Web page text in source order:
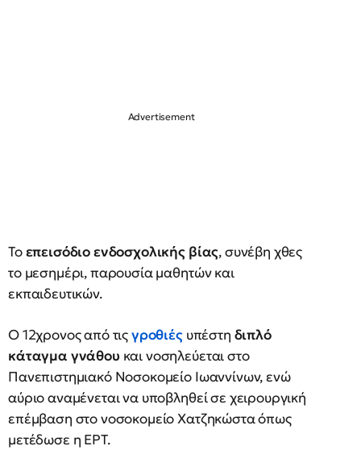
Τοεπεισόδιο ενδοσχολικής βίας, συνέβη χθες
το μεσημέρι, παρουσία μαθητών και
εκπαιδευτικών.
Ο 12χρονος από τιςγροθιέςυπέστη διπλό
κάταγμα γνάθου και νοσηλεύεται στο
Πανεπιστημιακό Νοσοκομείο Ιωαννίνων, ενώ
αύριο αναμένεται να υποβληθεί σε χειρουργική
επέμβαση στο νοσοκομείο Χατζηκώστα όπως
μετέδωσε η ΕΡΤ.